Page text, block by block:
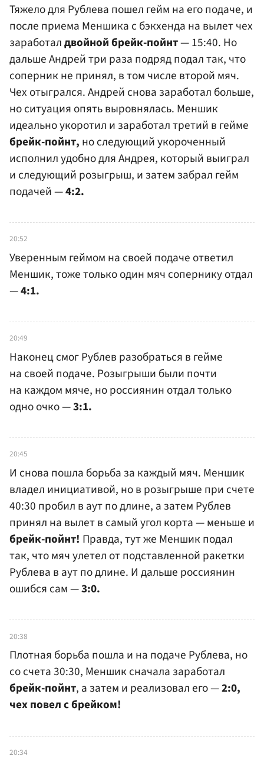
Тяжело для Рублева пошел гейм на его подаче, и
после приема Меншика с бэкхенда на вылет чех
заработалдвойной брейк-пойнт— 15:40. Но
дальше Андрей три раза подряд подал так, что
соперник не принял, в том числе второй мяч.
Чех отыгрался. Андрей снова заработал больше,
но ситуация опять выровнялась. Меншик
идеально укоротил и заработал третий в гейме
брейк-пойнт, но следующий укороченный
исполнил удобно для Андрея, который выиграл
и следующий розыгрыш, и затем забрал гейм
подачей —4:2.
20:52
Уверенным геймом на своей подаче ответил
Меншик, тоже только один мяч сопернику отдал
—4:1.
20:49
Наконец смог Рублев разобраться в гейме
на своей подаче. Розыгрыши были почти
на каждом мяче, но россиянин отдал только
одно очко —3:1.
20:45
И снова пошла борьба за каждый мяч. Меншик
владел инициативой, но в розыгрыше при счете
40:30 пробил в аут по длине, а затем Рублев
принял на вылет в самый угол корта — меньше и
брейк-пойнт! Правда, тут же Меншик подал
так, что мяч улетел от подставленной ракетки
Рублева в аут по длине. И дальше россиянин
ошибся сам —3:0.
20:38
Плотная борьба пошла и на подаче Рублева, но
со счета 30:30, Меншик сначала заработал
брейк-пойнт, а затем и реализовал его —2:0,
чех повел с брейком!
20:34